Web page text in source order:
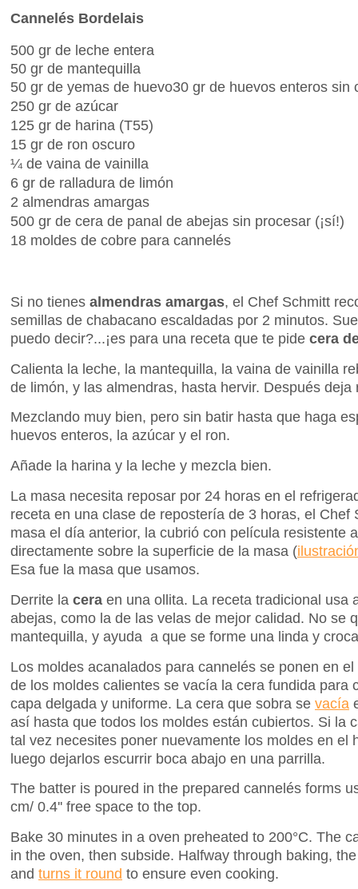
Cannelés Bordelais
500 gr de leche entera
50 gr de mantequilla
50 gr de yemas de huevo30 gr de huevos enteros sin
250 gr de azúcar
125 gr de harina (T55)
15 gr de ron oscuro
¼ de vaina de vainilla
6 gr de ralladura de limón
2 almendras amargas
500 gr de cera de panal de abejas sin procesar (¡sí!)
18 moldes de cobre para cannelés
Si no tienes almendras amargas, el Chef Schmitt
semillas de chabacano escaldadas por 2 minutos.
puedo decir?...¡es para una receta que te pide cera
Calienta la leche, la mantequilla, la vaina de vainilla
de limón, y las almendras, hasta hervir. Después deja
Mezclando muy bien, pero sin batir hasta que haga
huevos enteros, la azúcar y el ron.
Añade la harina y la leche y mezcla bien.
La masa necesita reposar por 24 horas en el
receta en una clase de repostería de 3 horas, el Chef
masa el día anterior, la cubrió con película resistente
directamente sobre la superficie de la masa (ilustració
Esa fue la masa que usamos.
Derrite la cera en una ollita. La receta tradicional usa
abejas, como la de las velas de mejor calidad. No se
mantequilla, y ayuda a que se forme una linda y
Los moldes acanalados para cannelés se ponen en el
de los moldes calientes se vacía la cera fundida para
capa delgada y uniforme. La cera que sobra se vacía
así hasta que todos los moldes están cubiertos. Si la
tal vez necesites poner nuevamente los moldes en el
luego dejarlos escurrir boca abajo en una parrilla.
The batter is poured in the prepared cannelés forms
cm/ 0.4'' free space to the top.
Bake 30 minutes in a oven preheated to 200°C. The
in the oven, then subside. Halfway through baking,
and turns it round to ensure even cooking.